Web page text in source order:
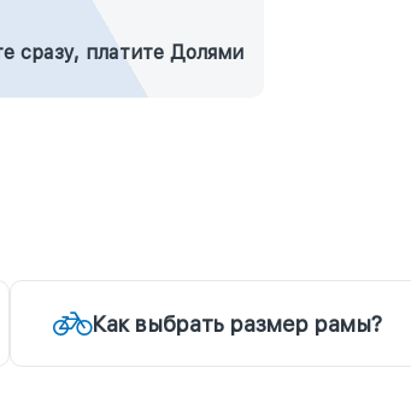
сразу, платите Долями
Как выбрать размер рамы?